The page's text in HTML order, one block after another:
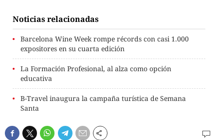
Noticias relacionadas
Barcelona Wine Week rompe récords con casi 1.000
expositores en su cuarta edición
La Formación Profesional, al alza como opción
educativa
B-Travel inaugura la campaña turística de Semana
Santa